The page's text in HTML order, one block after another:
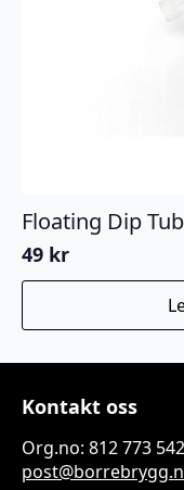
Floating Dip
49 kr
Kontakt oss
Org.no: 812 773